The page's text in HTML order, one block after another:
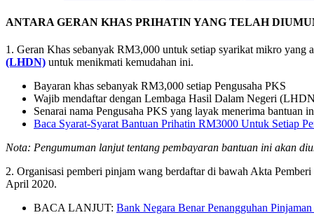
ANTARA GERAN KHAS PRIHATIN YANG TELAH
1. Geran Khas sebanyak RM3,000 untuk setiap syarikat mikro
(LHDN) untuk menikmati kemudahan ini.
Bayaran khas sebanyak RM3,000 setiap Pengusaha PKS
Wajib mendaftar dengan Lembaga Hasil Dalam Negeri
Senarai nama Pengusaha PKS yang layak menerima
Baca Syarat-Syarat Bantuan Prihatin RM3000 Untuk Setiap
Nota: Pengumuman lanjut tentang pembayaran bantuan ini akan
2. Organisasi pemberi pinjam wang berdaftar di bawah Akta
April 2020.
BACA LANJUT: Bank Negara Benar Penangguhan